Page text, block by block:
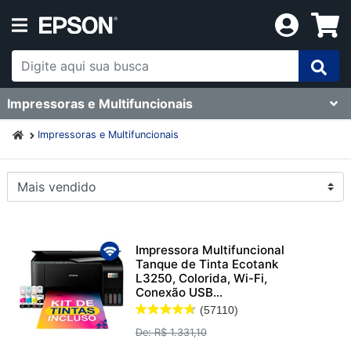
Impressoras e Multifuncionais
Impressoras e Multifuncionais
Impressora Multifuncional
Tanque de Tinta Ecotank
L3250, Colorida, Wi-Fi,
Conexão USB...
(57110)
De: R$ 1.331,10